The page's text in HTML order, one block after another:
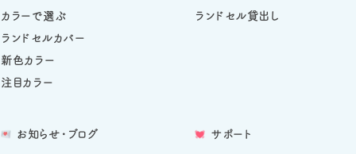
カラーで選ぶ
ランドセルカバー
新色カラー
注目カラー
ランドセル貸出し
お知らせ・ブログ サポート